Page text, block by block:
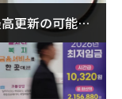
更新の可能性